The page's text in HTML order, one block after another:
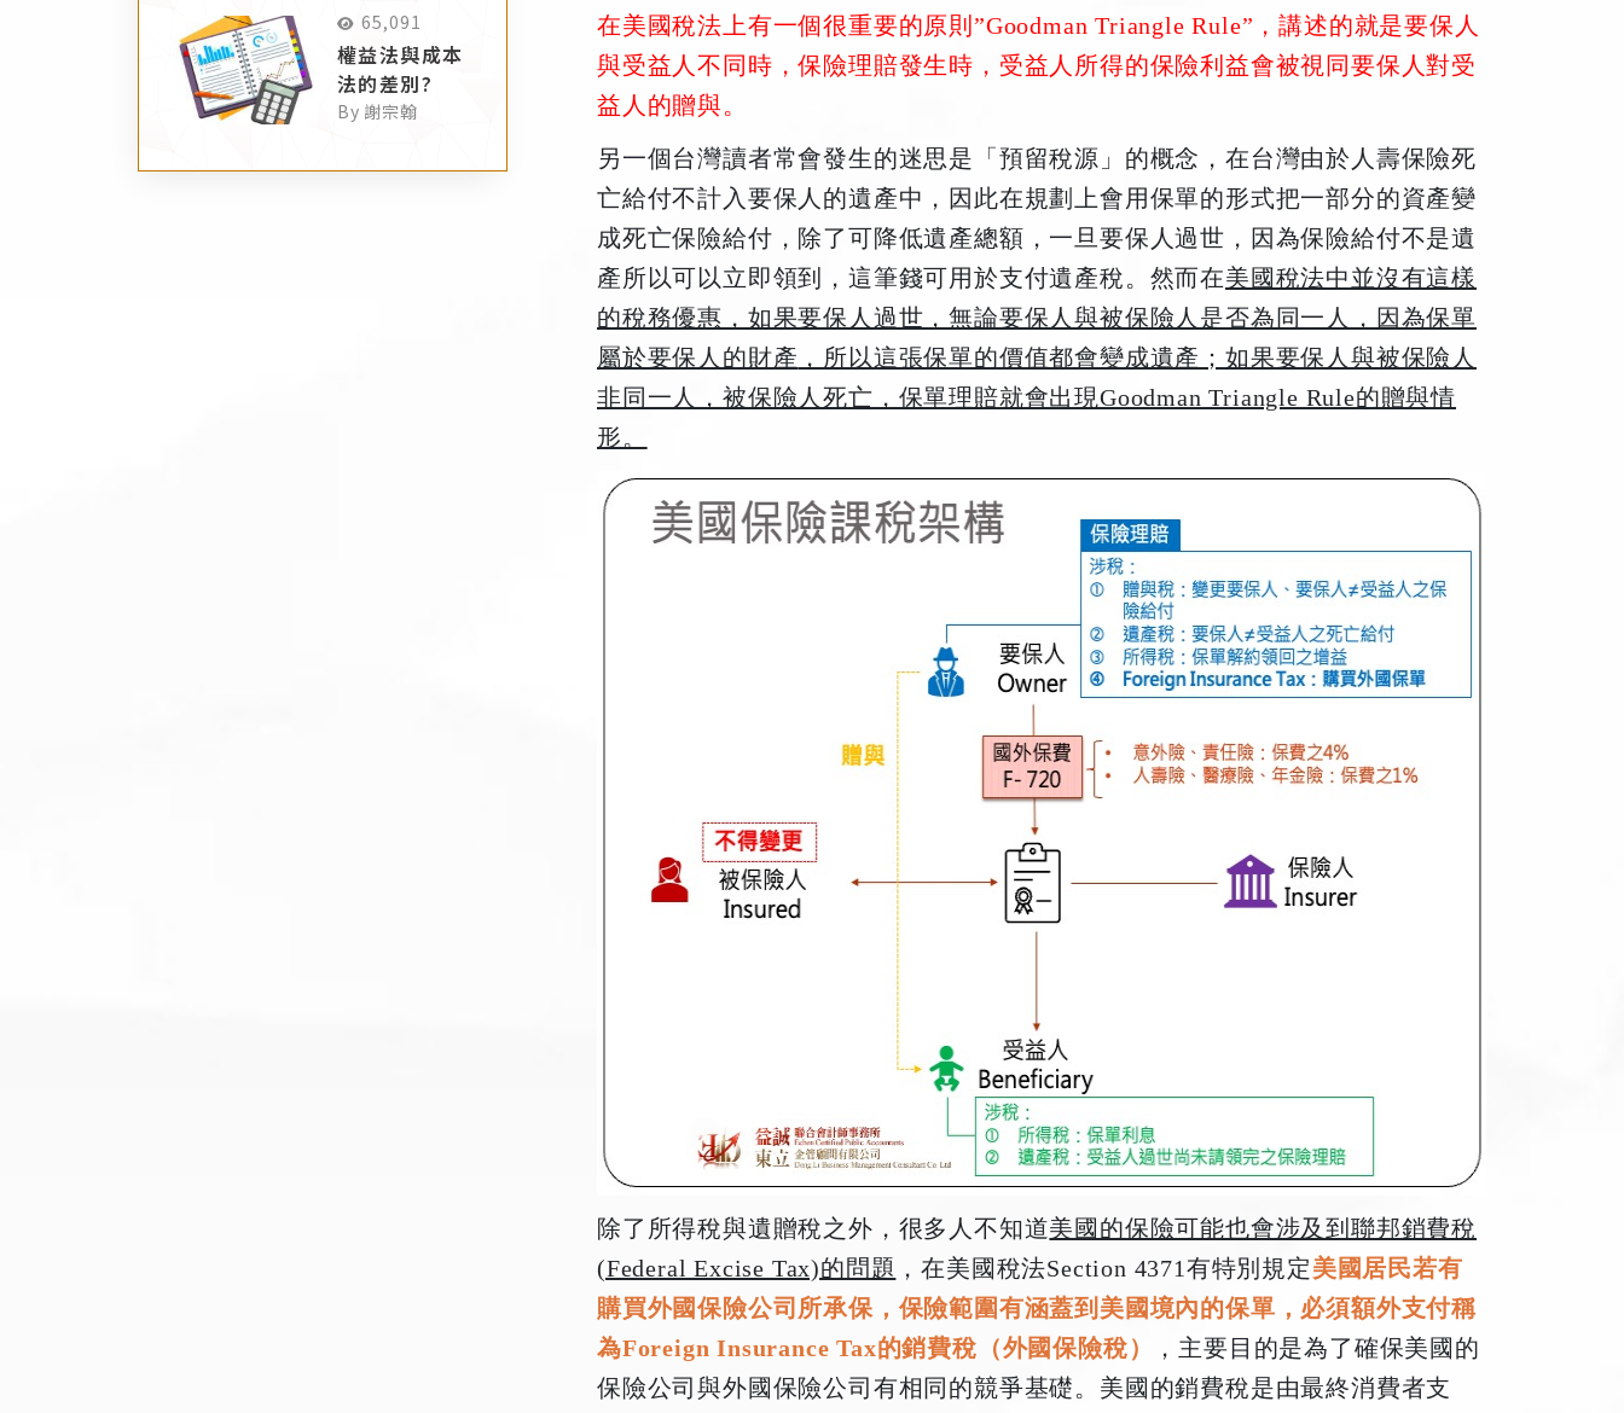
65,091
權益法與成本
法的差別?
By 謝宗翰
在美國稅法上有一個很重要的原則”Goodman Triangle Rule”，講述的就是要保人
與受益人不同時，保險理賠發生時，受益人所得的保險利益會被視同要保人對受
益人的贈與。
另一個台灣讀者常會發生的迷思是「預留稅源」的概念，在台灣由於人壽保險死
亡給付不計入要保人的遺產中，因此在規劃上會用保單的形式把一部分的資產變
成死亡保險給付，除了可降低遺產總額，一旦要保人過世，因為保險給付不是遺
產所以可以立即領到，這筆錢可用於支付遺產稅。然而在美國稅法中並沒有這樣
的稅務優惠，如果要保人過世，無論要保人與被保險人是否為同一人，因為保單
屬於要保人的財產 ，所以這張保單的價值都會變成遺產；如果要保人與被保險人
非同一人，被保險人死亡，保單理賠就會出現Goodman Triangle Rule的贈與情
形。
除了所得稅與遺贈稅之外，很多人不知道美國的保險可能也會涉及到聯邦銷費稅
(Federal Excise Tax)的問題 ，在美國稅法Section 4371有特別規定美國居民若有
購買外國保險公司所承保，保險範圍有涵蓋到美國境內的保單，必須額外支付稱
為Foreign Insurance Tax的銷費稅（外國保險稅）
，主要目的是為了確保美國的
保險公司與外國保險公司有相同的競爭基礎。美國的銷費稅是由最終消費者支